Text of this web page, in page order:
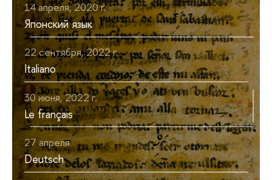
14 апреля, 2020 г.
Японский язык
22 сентября, 2022 г.
Italiano
30 июня, 2022 г.
Le français
27 апреля
Deutsch